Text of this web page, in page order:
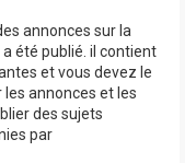
annonces sur la
été publié. il contient
et vous devez le
annonces et les
des sujets
par